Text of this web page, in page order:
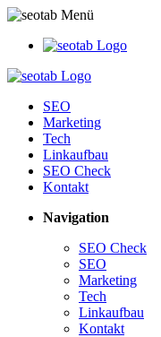
SEO
Marketing
Tech
Linkaufbau
SEO Check
Kontakt
Navigation
SEO Check
SEO
Marketing
Tech
Linkaufbau
Kontakt